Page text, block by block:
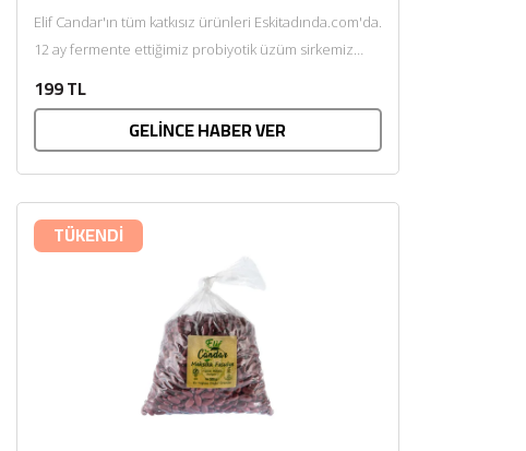
Elif Candar'ın tüm katkısız ürünleri Eskitadında.com'da.
12 ay fermente ettiğimiz probiyotik üzüm sirkemiz
199 TL
GELİNCE HABER VER
TÜKENDİ